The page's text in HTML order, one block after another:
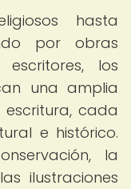
hasta
por obras
los
una amplia
cada
e histórico.
la
ilustraciones